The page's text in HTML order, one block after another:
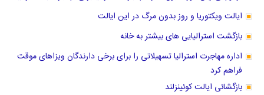
ایالت ویکتوریا و روز بدون مرگ در این ایالت
بازگشت استرالیایی های بیشتر به خانه
اداره مهاجرت استرالیا تسهیلاتی را برای برخی دارندگان ویزاهای موقت
فراهم کرد
بازگشائی ایالت کوئینزلند